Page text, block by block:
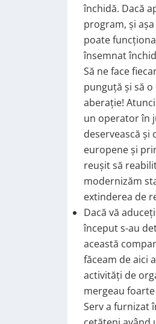
închidă. Dacă
program, și
poate
însemnat
Să ne face
punguță și să
aberație!
un operator în
deservească și
europene și
reușit să
modernizăm
extinderea de
Dacă vă
început s-au
această
făceam de aici
activități de
mergeau
Serv a furnizat